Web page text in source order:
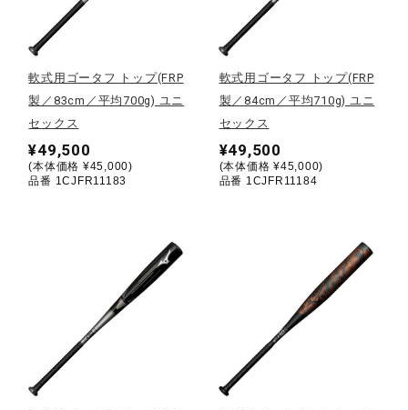
コラボ／ライセンス
セール
サポート
直営店一覧
軟式用ゴータフ トップ(FRP
製／83cm／平均700g) ユニ
セックス
¥49,500
(本体価格 ¥45,000)
品番 1CJFR11183
軟式用ゴータフ トップ(FRP
製／84cm／平均710g) ユニ
セックス
¥49,500
(本体価格 ¥45,000)
品番 1CJFR11184